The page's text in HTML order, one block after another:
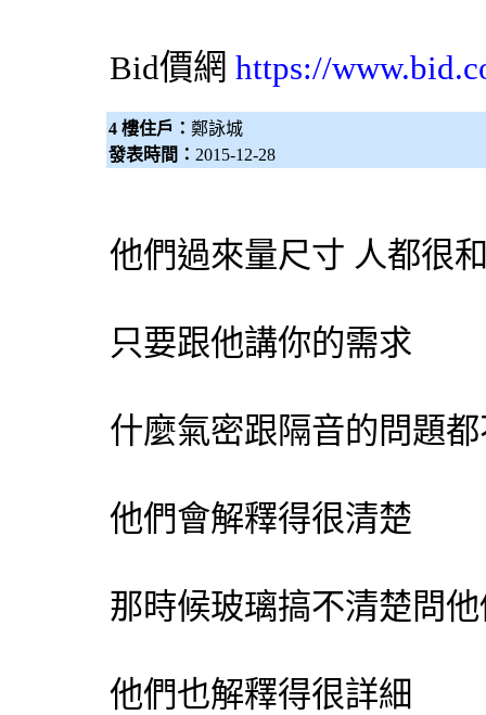
Bid價網 https://
4 樓住戶： 鄭詠城
發表時間： 2015-12-28
他們過來量尺寸 人都很
只要跟他講你的需求
什麼氣密跟隔音的問題
他們會解釋得很清楚
那時候玻璃搞不清楚問
他們也解釋得很詳細